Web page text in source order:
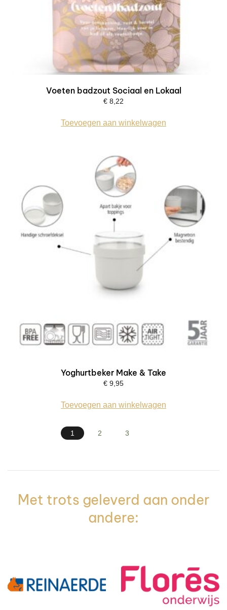
Voeten badzout Sociaal en Lokaal
€ 8,22
Toevoegen aan winkelwagen
Yoghurtbeker Make & Take
€ 9,95
Toevoegen aan winkelwagen
1 2 3
Met trots geleverd aan onder
andere: